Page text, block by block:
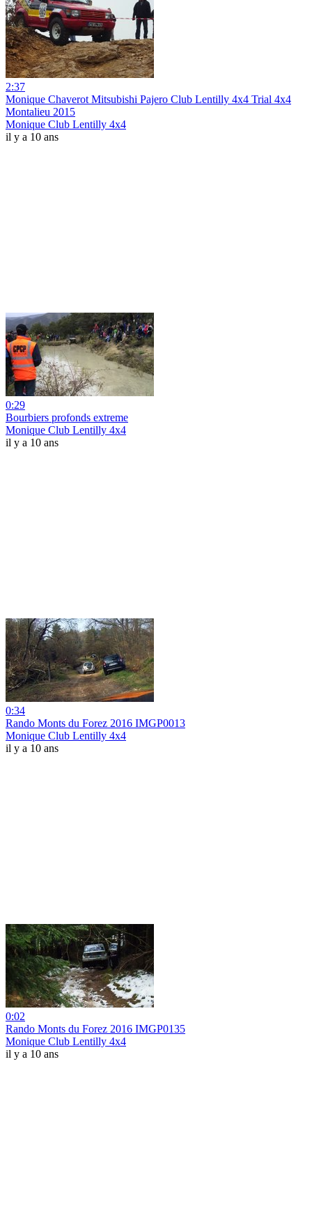
2:37
Monique Chaverot Mitsubishi Pajero Club Lentilly 4x4 Trial 4x4
Montalieu 2015
Monique Club Lentilly 4x4
il y a 10 ans
0:29
Bourbiers profonds extreme
Monique Club Lentilly 4x4
il y a 10 ans
0:34
Rando Monts du Forez 2016 IMGP0013
Monique Club Lentilly 4x4
il y a 10 ans
0:02
Rando Monts du Forez 2016 IMGP0135
Monique Club Lentilly 4x4
il y a 10 ans